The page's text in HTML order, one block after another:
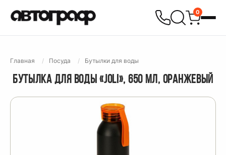
0
Главная Посуда Бутылки для воды
БУТЫЛКА ДЛЯ ВОДЫ «JOLI», 650 МЛ, ОРАНЖЕВЫЙ